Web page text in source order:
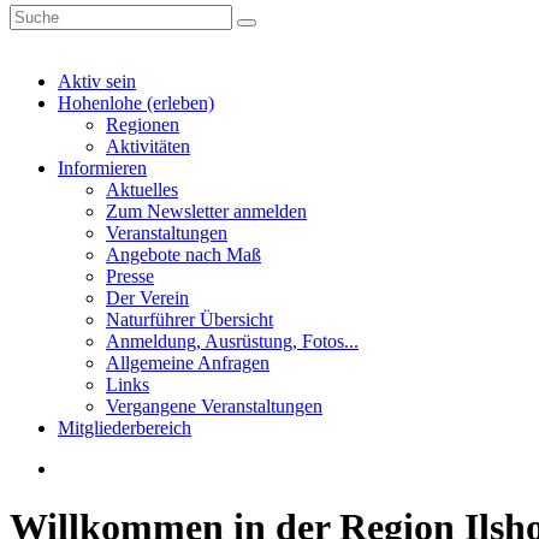
Aktiv sein
Hohenlohe (erleben)
Regionen
Aktivitäten
Informieren
Aktuelles
Zum Newsletter anmelden
Veranstaltungen
Angebote nach Maß
Presse
Der Verein
Naturführer Übersicht
Anmeldung, Ausrüstung, Fotos...
Allgemeine Anfragen
Links
Vergangene Veranstaltungen
Mitgliederbereich
Willkommen in der Region